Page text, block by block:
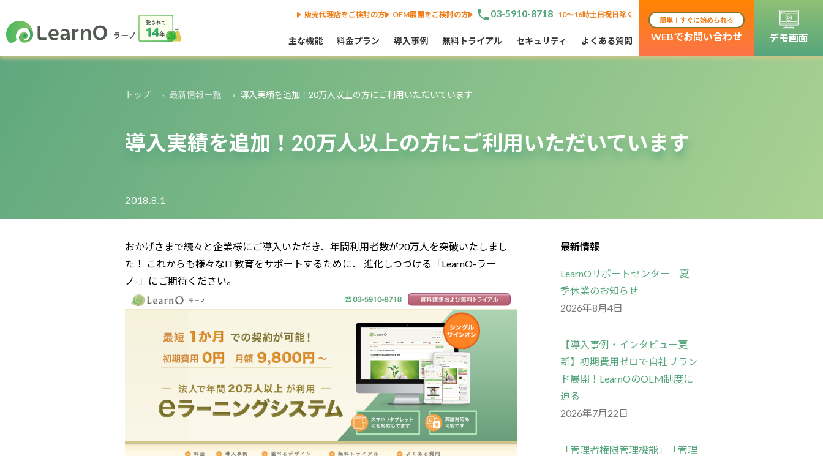
販売代理店をご検討の方 OEM展開をご検討の方 phone 03-5910-8718 10〜16時土日祝日除く
主な機能 料金プラン 導入事例 無料トライアル セキュリティ よくある質問
簡単！すぐに始められる
WEBでお問い合わせ デモ画面
トップ 最新情報一覧 導入実績を追加！20万人以上の方にご利用いただいています
導入実績を追加！20万人以上の方にご利用いただいています
2018.8.1
おかげさまで続々と企業様にご導入いただき、年間利用者数が20万人を突破いたしまし
た！ これからも様々なIT教育をサポートするために、 進化しつづける「LearnO-ラー
ノ-」にご期待ください。
最新情報
LearnOサポートセンター 夏
季休業のお知らせ
2026年8月4日
【導入事例・インタビュー更
新】初期費用ゼロで自社ブラン
ド展開！LearnOのOEM制度に
迫る
2026年7月22日
「管理者権限管理機能」「管理